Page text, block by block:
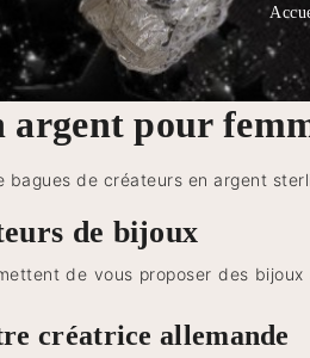
argent pour
bagues de créateurs en argent
de bijoux
de vous proposer des
créatrice allemande